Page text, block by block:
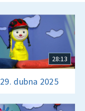
28:13
29. dubna 2025